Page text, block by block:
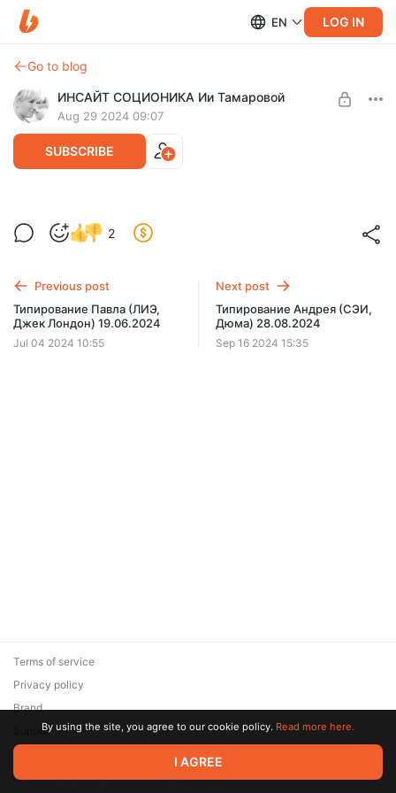
EN LOG IN
Go to blog
ИНСАЙТ СОЦИОНИКА Ии Тамаровой
Aug 29 2024 09:07
SUBSCRIBE
Типирование Дмитрия (ЛСЭ, Штирлиц)
21.08.2024Post is available after purchase
2
Previous post
Типирование Павла (ЛИЭ,
Джек Лондон) 19.06.2024
Jul 04 2024 10:55
Next post
Типирование Андрея (СЭИ,
Дюма) 28.08.2024
Sep 16 2024 15:35
© 2026 Zaya Solutions Limited. All rights reserved. All trademarks
are the property of their respective owners.
Terms of service
Privacy policy
Brand
SupportBy using the site, you agree to our cookie policy. Read more here.
I AGREE